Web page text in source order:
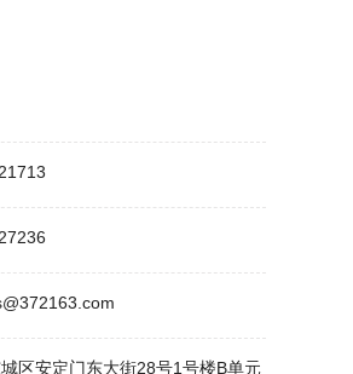
区安定门东大街28号1号楼B单元